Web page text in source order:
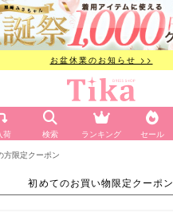
お盆休業のお知らせ >>
荷 検索 ランキング セール
方限定クーポン
初めてのお買い物限定クーポン